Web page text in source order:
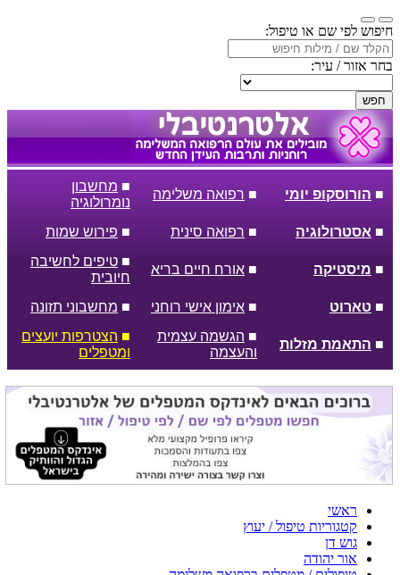
חיפוש לפי שם או טיפול:
בחר אזור / עיר:
חפש
■ הורוסקופ יומי ■ רפואה משלימה
■ מחשבון
נומרולוגיה
■ אסטרולוגיה ■ רפואה סינית ■ פירוש שמות
■ מיסטיקה ■ אורח חיים בריא
■ טיפים לחשיבה
חיובית
■ טארוט ■ אימון אישי רוחני ■ מחשבוני תזונה
■ התאמת מזלות
■ הגשמה עצמית
והעצמה
■ הצטרפות יועצים
ומטפלים
ראשי
קטגוריות טיפול / יעוץ
גוש דן
אור יהודה